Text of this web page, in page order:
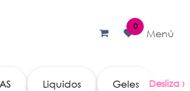
0
Menú
Liquidos Geles